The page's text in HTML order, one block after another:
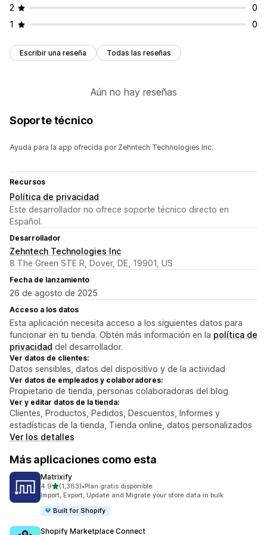
2
0
1
0
Escribir una reseña Todas las reseñas
Aún no hay reseñas
Soporte técnico
Ayuda para la app ofrecida por Zehntech Technologies Inc.
Recursos
Política de privacidad
Este desarrollador no ofrece soporte técnico directo en
Español.
Desarrollador
Zehntech Technologies Inc
8 The Green STE R, Dover, DE, 19901, US
Fecha de lanzamiento
26 de agosto de 2025
Acceso a los datos
Esta aplicación necesita acceso a los siguientes datos para
funcionar en tu tienda. Obtén más información en la política de
privacidad del desarrollador.
Ver datos de clientes:
Datos sensibles, datos del dispositivo y de la actividad
Ver datos de empleados y colaboradores:
Propietario de tienda, personas colaboradoras del blog
Ver y editar datos de la tienda:
Clientes, Productos, Pedidos, Descuentos, Informes y
estadísticas de la tienda, Tienda online, datos personalizados
Ver los detalles
Más aplicaciones como esta
Matrixify
4.9de 5 estrellas
(1,363)
1363 reseñas en total
•Plan gratis disponible
Import, Export, Update and Migrate your store data in bulk
Built for Shopify
Shopify Marketplace Connect